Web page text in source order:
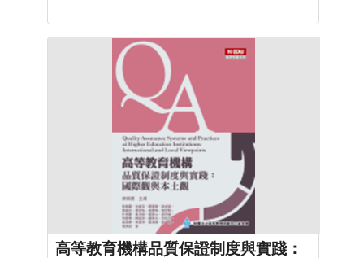
高等教育機構品質保證制度與實踐：